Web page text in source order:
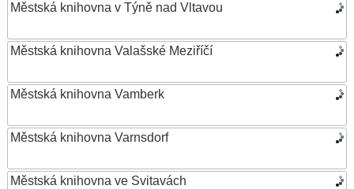
Městská knihovna v Týně nad Vltavou
Městská knihovna Valašské Meziříčí
Městská knihovna Vamberk
Městská knihovna Varnsdorf
Městská knihovna ve Svitavách